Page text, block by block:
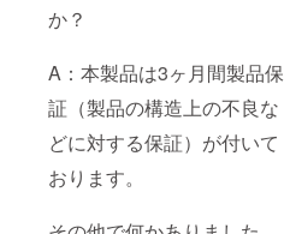
か？
A：本製品は3ヶ月間製品保
証（製品の構造上の不良な
どに対する保証）が付いて
おります。